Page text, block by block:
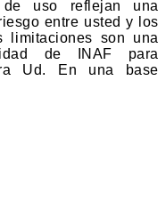
uso reflejan una
entre usted y los
limitaciones son una
de INAF para
Ud. En una base